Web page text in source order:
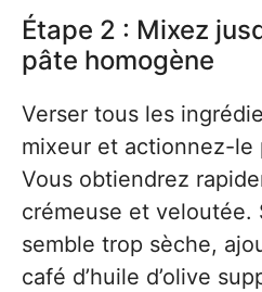
Étape 2 : Mixez
pâte homogène
Verser tous les
mixeur et actionnez-le
Vous obtiendrez
crémeuse et veloutée.
semble trop sèche,
café d’huile d’olive